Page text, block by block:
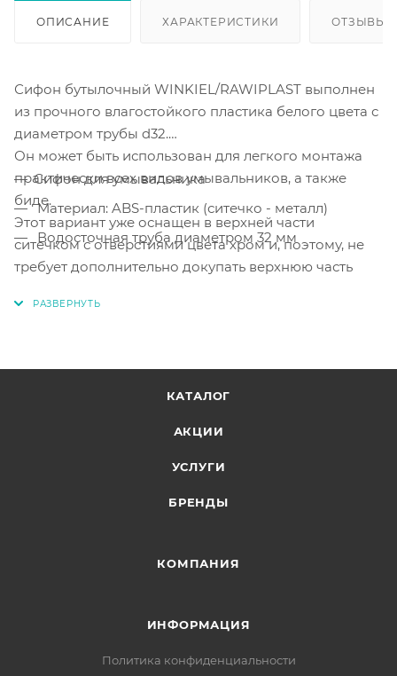
ОПИСАНИЕ ХАРАКТЕРИСТИКИ ОТЗЫВЫ
Сифон бутылочный WINKIEL/RAWIPLAST выполнен
из прочного влагостойкого пластика белого цвета с
диаметром трубы d32.
Он может быть использован для легкого монтажа
практически всех видов умывальников, а также
биде.
Этот вариант уже оснащен в верхней части
ситечком с отверстиями цвета хром и, поэтому, не
требует дополнительно докупать верхнюю часть
Сифон для умывальника
Материал: ABS-пластик (ситечко - металл)
Водосточная труба диаметром 32 мм
КАТАЛОГ
АКЦИИ
УСЛУГИ
БРЕНДЫ
КОМПАНИЯ
ИНФОРМАЦИЯ
Политика конфиденциальности